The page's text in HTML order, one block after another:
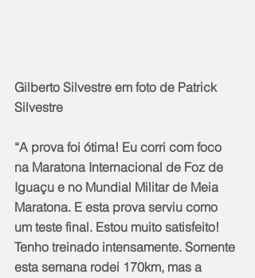
Gilberto Silvestre em foto de Patrick
Silvestre
“A prova foi ótima! Eu corri com foco
na Maratona Internacional de Foz de
Iguaçu e no Mundial Militar de Meia
Maratona. E esta prova serviu como
um teste final. Estou muito satisfeito!
Tenho treinado intensamente. Somente
esta semana rodei 170km, mas a